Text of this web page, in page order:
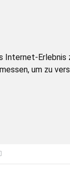
Erlebnis
um zu